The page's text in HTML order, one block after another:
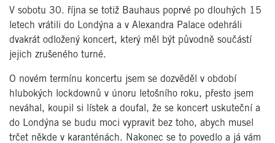
V sobotu 30. října se totiž Bauhaus poprvé po dlouhých 15
letech vrátili do Londýna a v Alexandra Palace odehráli
dvakrát odložený koncert, který měl být původně součástí
jejich zrušeného turné.
O novém termínu koncertu jsem se dozvěděl v období
hlubokých lockdownů v únoru letošního roku, přesto jsem
neváhal, koupil si lístek a doufal, že se koncert uskuteční a
do Londýna se budu moci vypravit bez toho, abych musel
trčet někde v karanténách. Nakonec se to povedlo a já vám